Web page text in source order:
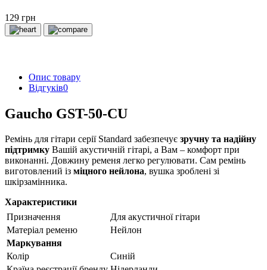
129 грн
Опис товару
Відгуків0
Gaucho GST-50-CU
Ремінь для гітари серії Standard забезпечує зручну та надійну
підтримку Вашій акустичній гітарі, а Вам – комфорт при
виконанні. Довжину ременя легко регулювати. Сам ремінь
виготовлений із міцного нейлона, вушка зроблені зі
шкірзамінника.
Характеристики
Призначення
Для акустичної гітари
Матеріал ременю
Нейлон
Маркування
Колір
Синій